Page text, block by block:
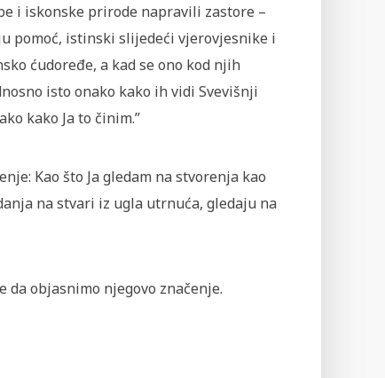
i iskonske prirode napravili zastore –
pomoć, istinski slijedeći vjerovjesnike i
ćudoređe, a kad se ono kod njih
isto onako kako ih vidi Svevišnji
kako Ja to činim.”
Kao što Ja gledam na stvorenja kao
na stvari iz ugla utrnuća, gledaju na
objasnimo njegovo značenje.